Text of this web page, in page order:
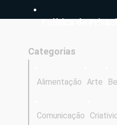
Política de
Categorias
Alimentação Arte
Comunicação